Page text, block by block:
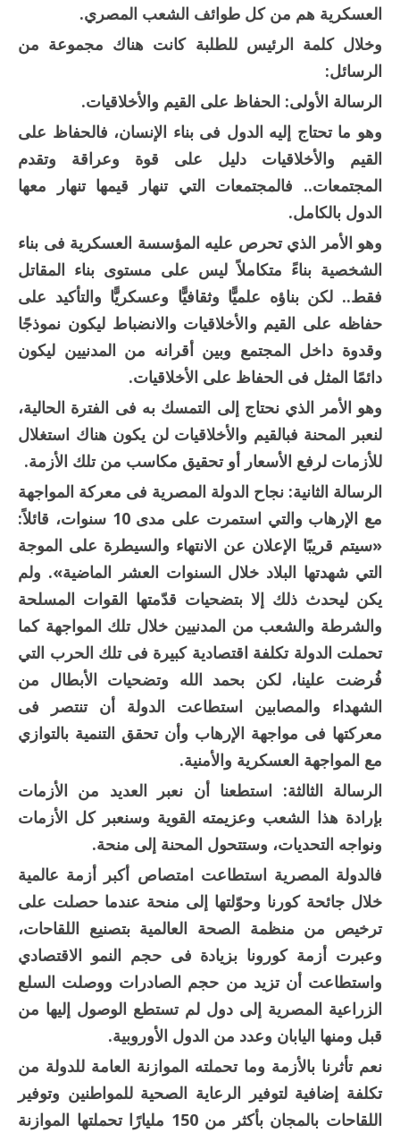
العسكرية هم من كل طوائف الشعب المصري.
وخلال كلمة الرئيس للطلبة كانت هناك مجموعة من
الرسائل:
الرسالة الأولى:الحفاظ على القيم والأخلاقيات.
وهو ما تحتاج إليه الدول فى بناء الإنسان، فالحفاظ على
القيم والأخلاقيات دليل على قوة وعراقة وتقدم
المجتمعات.. فالمجتمعات التي تنهار قيمها تنهار معها
الدول بالكامل.
وهو الأمر الذي تحرص عليه المؤسسة العسكرية فى بناء
الشخصية بناءً متكاملاً ليس على مستوى بناء المقاتل
فقط.. لكن بناؤه علميًّا وثقافيًّا وعسكريًّا والتأكيد على
حفاظه على القيم والأخلاقيات والانضباط ليكون نموذجًا
وقدوة داخل المجتمع وبين أقرانه من المدنيين ليكون
دائمًا المثل فى الحفاظ على الأخلاقيات.
وهو الأمر الذي نحتاج إلى التمسك به فى الفترة الحالية،
لنعبر المحنة فبالقيم والأخلاقيات لن يكون هناك استغلال
للأزمات لرفع الأسعار أو تحقيق مكاسب من تلك الأزمة.
الرسالة الثانية:نجاح الدولة المصرية فى معركة المواجهة
مع الإرهاب والتي استمرت على مدى 10 سنوات، قائلاً:
«سيتم قريبًا الإعلان عن الانتهاء والسيطرة على الموجة
التي شهدتها البلاد خلال السنوات العشر الماضية». ولم
يكن ليحدث ذلك إلا بتضحيات قدّمتها القوات المسلحة
والشرطة والشعب من المدنيين خلال تلك المواجهة كما
تحملت الدولة تكلفة اقتصادية كبيرة فى تلك الحرب التي
فُرضت علينا، لكن بحمد الله وتضحيات الأبطال من
الشهداء والمصابين استطاعت الدولة أن تنتصر فى
معركتها فى مواجهة الإرهاب وأن تحقق التنمية بالتوازي
مع المواجهة العسكرية والأمنية.
الرسالة الثالثة:استطعنا أن نعبر العديد من الأزمات
بإرادة هذا الشعب وعزيمته القوية وسنعبر كل الأزمات
ونواجه التحديات، وستتحول المحنة إلى منحة.
فالدولة المصرية استطاعت امتصاص أكبر أزمة عالمية
خلال جائحة كورنا وحوّلتها إلى منحة عندما حصلت على
ترخيص من منظمة الصحة العالمية بتصنيع اللقاحات،
وعبرت أزمة كورونا بزيادة فى حجم النمو الاقتصادي
واستطاعت أن تزيد من حجم الصادرات ووصلت السلع
الزراعية المصرية إلى دول لم تستطع الوصول إليها من
قبل ومنها اليابان وعدد من الدول الأوروبية.
نعم تأثرنا بالأزمة وما تحملته الموازنة العامة للدولة من
تكلفة إضافية لتوفير الرعاية الصحية للمواطنين وتوفير
اللقاحات بالمجان بأكثر من 150 مليارًا تحملتها الموازنة